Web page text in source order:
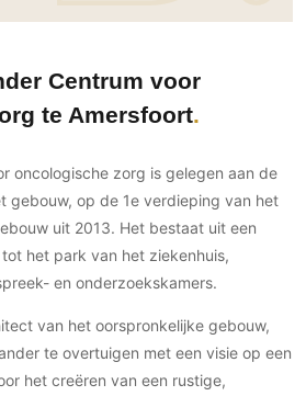
Centrum voor
te Amersfoort
oncologische zorg is gelegen aan de
gebouw, op de 1e verdieping van het
uit 2013. Het bestaat uit een
het park van het ziekenhuis,
en onderzoekskamers.
van het oorspronkelijke gebouw,
te overtuigen met een visie op een
het creëren van een rustige,